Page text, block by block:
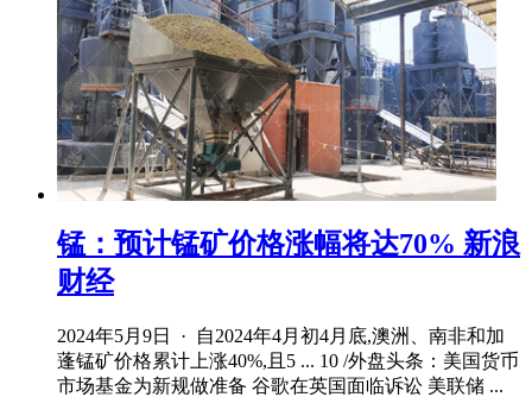
锰：预计锰矿价格涨幅将达70% 新浪
财经
2024年5月9日 · 自2024年4月初4月底,澳洲、南非和加
蓬锰矿价格累计上涨40%,且5 ... 10 /外盘头条：美国货币
市场基金为新规做准备 谷歌在英国面临诉讼 美联储 ...